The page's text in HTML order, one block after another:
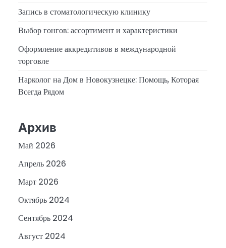
Запись в стоматологическую клинику
Выбор гонгов: ассортимент и характеристики
Оформление аккредитивов в международной
торговле
Нарколог на Дом в Новокузнецке: Помощь, Которая
Всегда Рядом
Архив
Май 2026
Апрель 2026
Март 2026
Октябрь 2024
Сентябрь 2024
Август 2024